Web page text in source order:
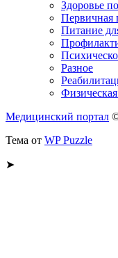
Здоровье
Первичная
Питание
Разное
Медицинский портал
Тема от WP Puzzle
➤